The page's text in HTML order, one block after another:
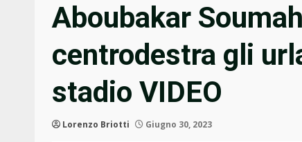
Aboubakar
centrodestra gli
stadio VIDEO
Lorenzo Briotti Giugno 30, 2023